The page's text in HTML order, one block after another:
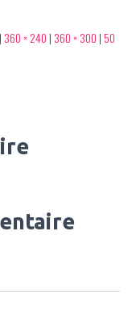
| 360 × 240 | 360 × 300 |50